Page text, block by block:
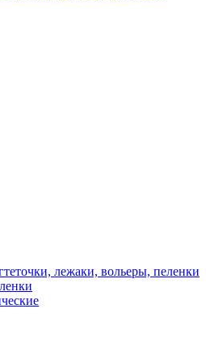
лежаки, вольеры, пеленки